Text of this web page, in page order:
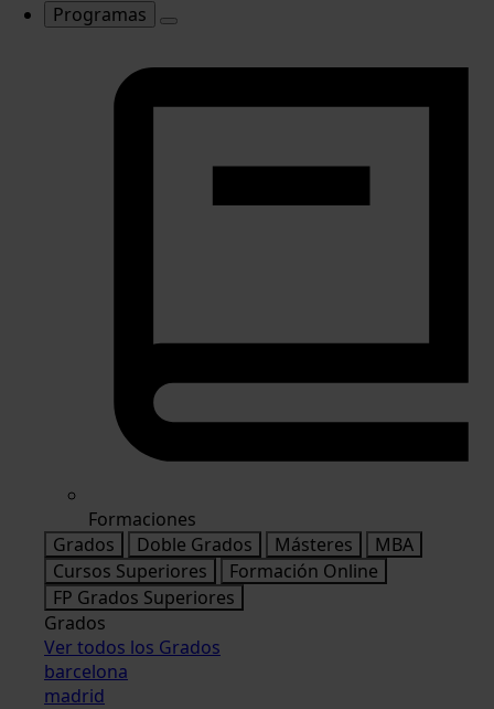
Programas
Formaciones
Grados
Doble Grados Másteres
MBA
Cursos Superiores
Formación Online
FP Grados Superiores
Grados
Ver todos los Grados
barcelona
madrid